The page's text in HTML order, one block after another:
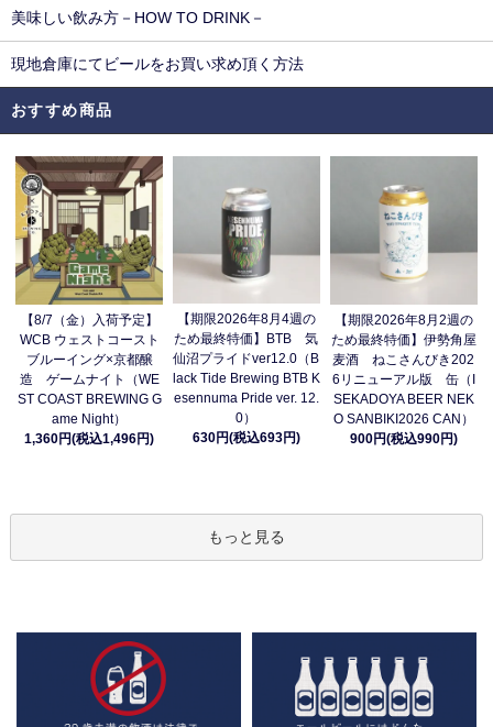
美味しい飲み方－HOW TO DRINK－
現地倉庫にてビールをお買い求め頂く方法
おすすめ商品
【8/7（金）入荷予定】
WCB ウェストコースト
ブルーイング×京都醸
造 ゲームナイト（WE
ST COAST BREWING G
ame Night）
1,360円(税込1,496円)
【期限2026年8月4週の
ため最終特価】BTB 気
仙沼プライドver12.0（B
lack Tide Brewing BTB K
esennuma Pride ver. 12.
0）
630円(税込693円)
【期限2026年8月2週の
ため最終特価】伊勢角屋
麦酒 ねこさんびき202
6リニューアル版 缶（I
SEKADOYA BEER NEK
O SANBIKI2026 CAN）
900円(税込990円)
もっと見る